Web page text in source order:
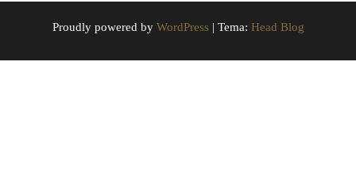
Proudly powered by WordPress | Tema: Head Blog